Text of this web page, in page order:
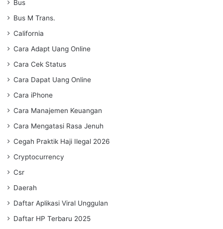
Bus
Bus M Trans.
California
Cara Adapt Uang Online
Cara Cek Status
Cara Dapat Uang Online
Cara iPhone
Cara Manajemen Keuangan
Cara Mengatasi Rasa Jenuh
Cegah Praktik Haji Ilegal 2026
Cryptocurrency
Csr
Daerah
Daftar Aplikasi Viral Unggulan
Daftar HP Terbaru 2025